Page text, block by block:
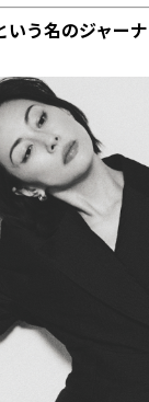
う名のジャーナ